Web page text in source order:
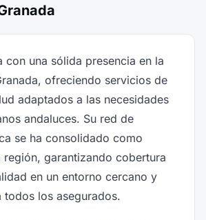
con una sólida presencia en la
ofreciendo servicios de
adaptados a las necesidades
andaluces. Su red de
se ha consolidado como
región, garantizando cobertura
en un entorno cercano y
todos los asegurados.